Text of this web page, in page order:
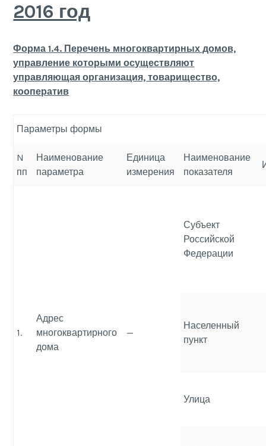
2016 год
Форма 1.4. Перечень многоквартирных домов,
управление которыми осуществляют
управляющая организация, товарищество,
кооператив
Параметры формы
N
пп
Наименование
параметра
Единица
измерения
Наименование
показателя
1.
Адрес
многоквартирного
дома
—
Субъект
Российской
Федерации
Населенный
пункт
Улица